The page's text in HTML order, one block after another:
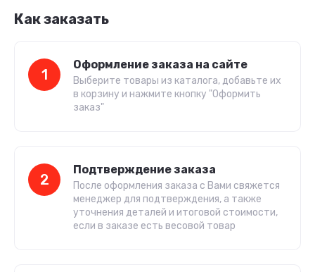
Как заказать
1
Оформление заказа на сайте
Выберите товары из каталога, добавьте их
в корзину и нажмите кнопку "Оформить
заказ"
2
Подтверждение заказа
После оформления заказа с Вами свяжется
менеджер для подтверждения, а также
уточнения деталей и итоговой стоимости,
если в заказе есть весовой товар